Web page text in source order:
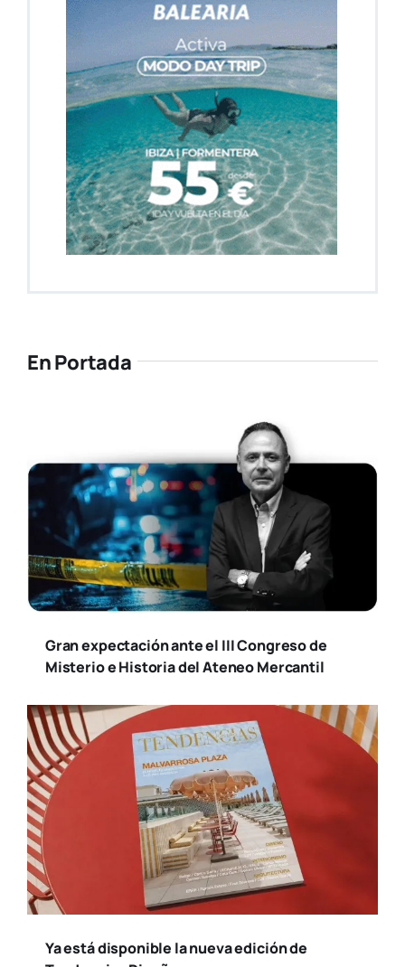
En Portada
Gran expectación ante el III Congreso de
Misterio e Historia del Ateneo Mercantil
Ya está disponible la nueva edición de